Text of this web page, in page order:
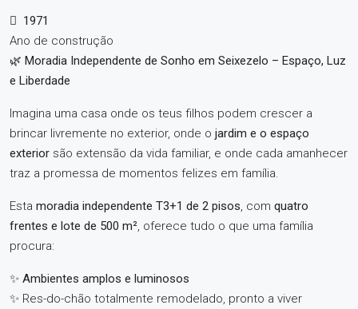
1971
Ano de construção
🌿 Moradia Independente de Sonho em Seixezelo – Espaço, Luz
e Liberdade
Imagina uma casa onde os teus filhos podem crescer a
brincar livremente no exterior, onde o jardim e o espaço
exterior são extensão da vida familiar, e onde cada amanhecer
traz a promessa de momentos felizes em família.
Esta moradia independente T3+1 de 2 pisos, com quatro
frentes e lote de 500 m², oferece tudo o que uma família
procura:
✨ Ambientes amplos e luminosos
✨ Res-do-chão totalmente remodelado, pronto a viver